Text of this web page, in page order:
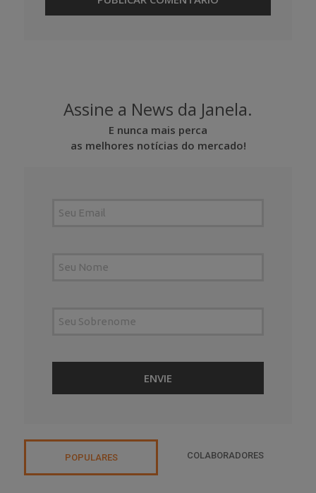
Assine a News da Janela.
E nunca mais perca
as melhores notícias do mercado!
POPULARES COLABORADORES